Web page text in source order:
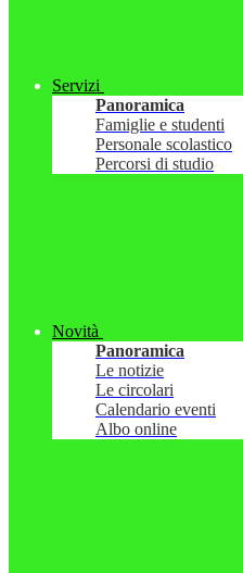
Servizi
Panoramica
Famiglie e studenti
Personale scolastico
Percorsi di studio
Novità
Panoramica
Le notizie
Le circolari
Calendario eventi
Albo online